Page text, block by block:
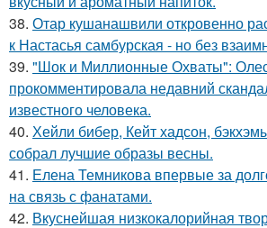
38. Отар кушанашвили откровенно
к Настасья самбурская - но без
39. "Шок и Миллионные Охваты":
прокомментировала недавний
известного человека.
40. Хейли бибер, Кейт хадсон,
собрал лучшие образы весны.
41. Елена Темникова впервые за
на связь с фанатами.
42. Вкуснейшая низкокалорийная